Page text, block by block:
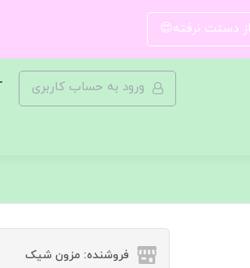
از دستت نرفته😍
ورود به حساب کاربری
فروشنده: مزون شیک